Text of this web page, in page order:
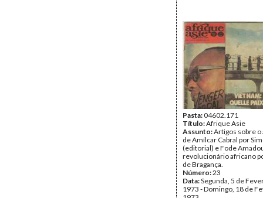
Pasta:04602.171
Título:Afrique Asie
Assunto:Artigos sobre o
de Amílcar Cabral por
(editorial) e Fode
revolucionário africano
de Bragança.
Número:23
Data:Segunda, 5 de
1973 - Domingo, 18 de